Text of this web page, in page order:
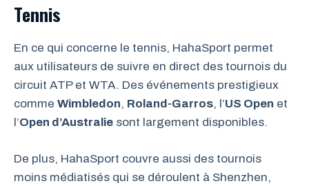
Tennis
En ce qui concerne le tennis, HahaSport permet
aux utilisateurs de suivre en direct des tournois du
circuit ATP et WTA. Des événements prestigieux
comme Wimbledon, Roland-Garros, l’US Open et
l’Open d’Australie sont largement disponibles.
De plus, HahaSport couvre aussi des tournois
moins médiatisés qui se déroulent à Shenzhen,